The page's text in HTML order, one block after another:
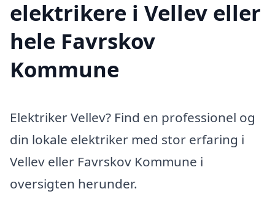
elektrikere i Vellev eller
hele Favrskov
Kommune
Elektriker Vellev? Find en professionel og
din lokale elektriker med stor erfaring i
Vellev eller Favrskov Kommune i
oversigten herunder.